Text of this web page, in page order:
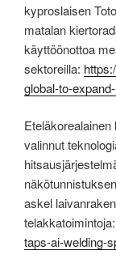
kyproslaisen
matalan
käyttöönottoa
sektoreilla:
global-to-
valinnut
askel
telakkatoimintoja:
taps-ai-welding-